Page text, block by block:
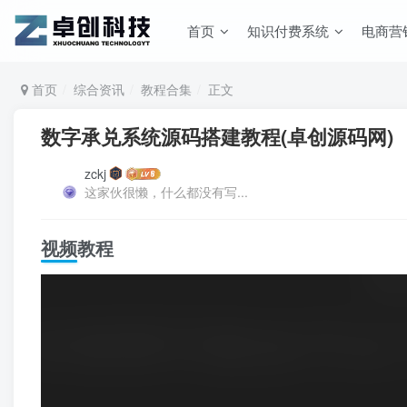
首页 知识付费系统 电商营
首页 综合资讯 教程合集 正文
数字承兑系统源码搭建教程(卓创源码网)
zckj
这家伙很懒，什么都没有写...
视频教程